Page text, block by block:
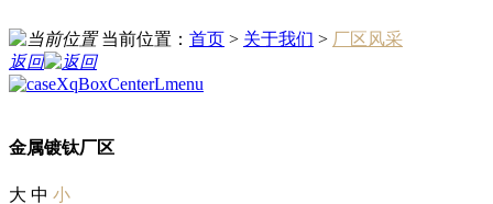
当前位置： 首页 > 关于我们 > 厂区风采
返回
金属镀钛厂区
大 中 小